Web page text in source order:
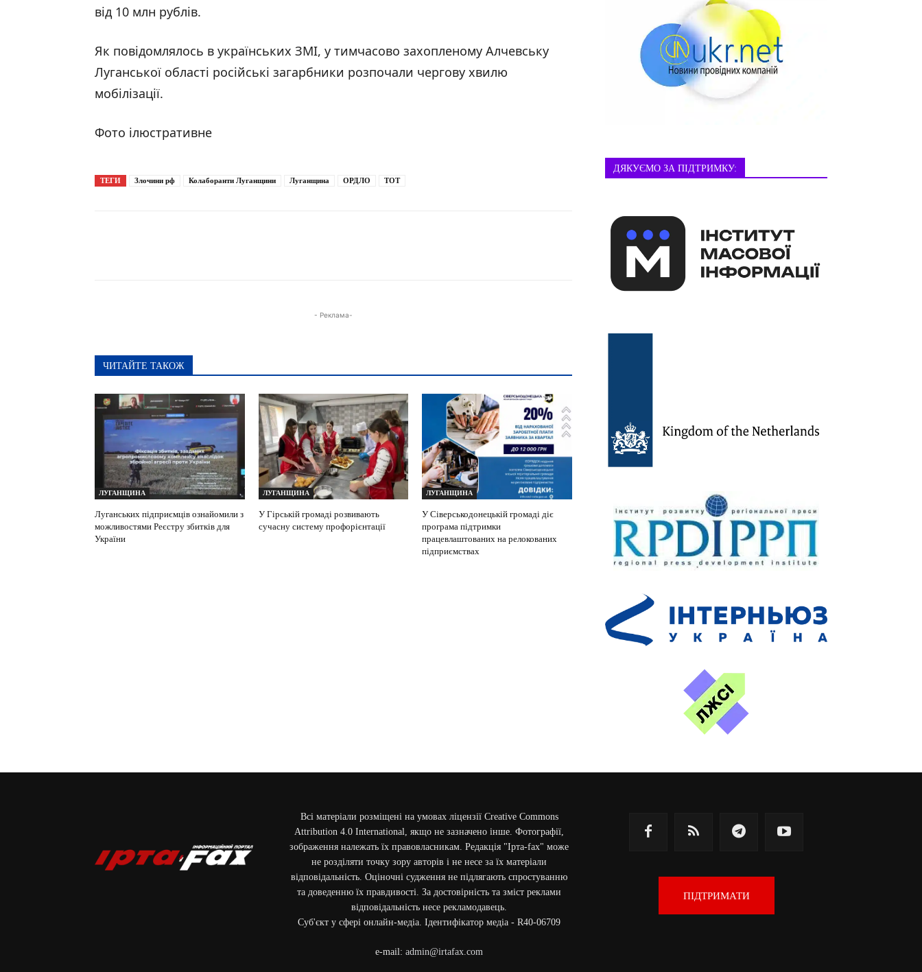
від 10 млн рублів.
Як повідомлялось в українських ЗМІ, у тимчасово захопленому Алчевську
Луганської області російські загарбники розпочали чергову хвилю
мобілізації.
Фото ілюстративне
ТЕГИ Злочини рф Колаборанти Луганщини Луганщина ОРДЛО ТОТ
- Реклама-
ЧИТАЙТЕ ТАКОЖ
ЛУГАНЩИНА
Луганських підприємців ознайомили з
можливостями Реєстру збитків для
України
ЛУГАНЩИНА
У Гірській громаді розвивають
сучасну систему профорієнтації
ЛУГАНЩИНА
У Сіверськодонецькій громаді діє
програма підтримки
працевлаштованих на релокованих
підприємствах
ДЯКУЄМО ЗА ПІДТРИМКУ:
Всі матеріали розміщені на умовах ліцензії Creative Commons
Attribution 4.0 International, якщо не зазначено інше. Фотографії,
зображення належать їх правовласникам. Редакція "Ірта-fax" може
не розділяти точку зору авторів і не несе за їх матеріали
відповідальність. Оціночні судження не підлягають спростуванню
та доведенню їх правдивості. За достовірність та зміст реклами
відповідальність несе рекламодавець.
Cуб'єкт у сфері онлайн-медіа. Ідентифікатор медіа - R40-06709
e-mail: admin@irtafax.com
ПІДТРИМАТИ